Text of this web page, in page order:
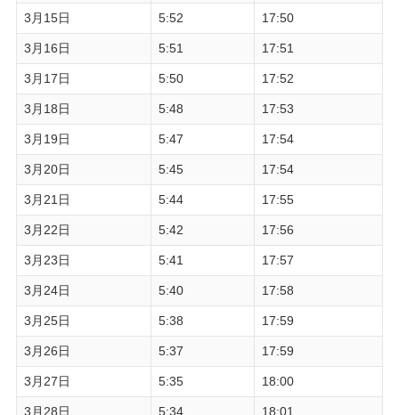
3月15日 5:52 17:50
3月16日 5:51 17:51
3月17日 5:50 17:52
3月18日 5:48 17:53
3月19日 5:47 17:54
3月20日 5:45 17:54
3月21日 5:44 17:55
3月22日 5:42 17:56
3月23日 5:41 17:57
3月24日 5:40 17:58
3月25日 5:38 17:59
3月26日 5:37 17:59
3月27日 5:35 18:00
3月28日 5:34 18:01